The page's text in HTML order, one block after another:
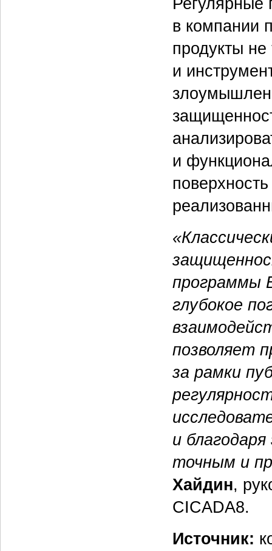
в компании
продукты не
и
и
программы
глубокое
позволяет
за рамки
и
точным и
Хайдин,
CICADA8.
Источник: